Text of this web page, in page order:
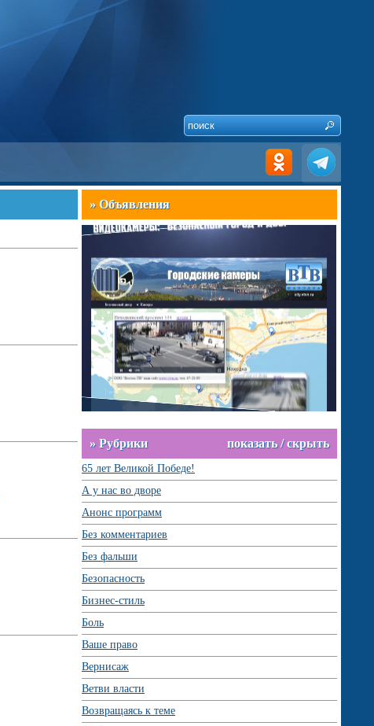
» Объявления
» Рубрики показать / скрыть
65 лет Великой Победе!
А у нас во дворе
Анонс программ
Без комментариев
Без фальши
Безопасность
Бизнес-стиль
Боль
Ваше право
Вернисаж
Ветви власти
Возвращаясь к теме